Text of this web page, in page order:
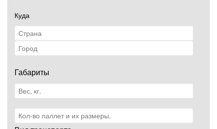
Куда
Габариты